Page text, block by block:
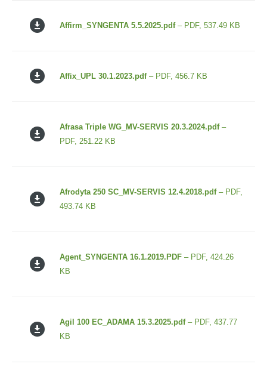
Affirm_SYNGENTA 5.5.2025.pdf– PDF, 537.49 KB
Affix_UPL 30.1.2023.pdf– PDF, 456.7 KB
Afrasa Triple WG_MV-SERVIS 20.3.2024.pdf–
PDF, 251.22 KB
Afrodyta 250 SC_MV-SERVIS 12.4.2018.pdf– PDF,
493.74 KB
Agent_SYNGENTA 16.1.2019.PDF – PDF, 424.26
KB
Agil 100 EC_ADAMA 15.3.2025.pdf– PDF, 437.77
KB